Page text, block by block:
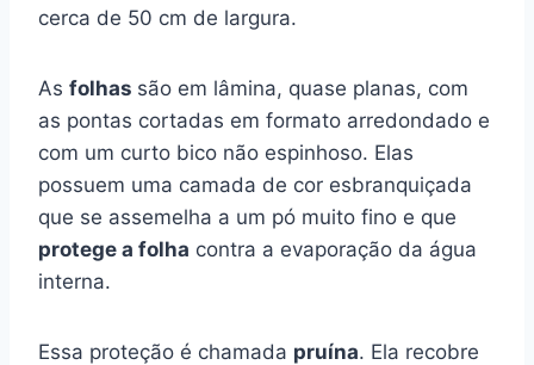
cerca de 50 cm de largura.
As folhas são em lâmina, quase planas, com
as pontas cortadas em formato arredondado e
com um curto bico não espinhoso. Elas
possuem uma camada de cor esbranquiçada
que se assemelha a um pó muito fino e que
protege a folha contra a evaporação da água
interna.
Essa proteção é chamada pruína. Ela recobre